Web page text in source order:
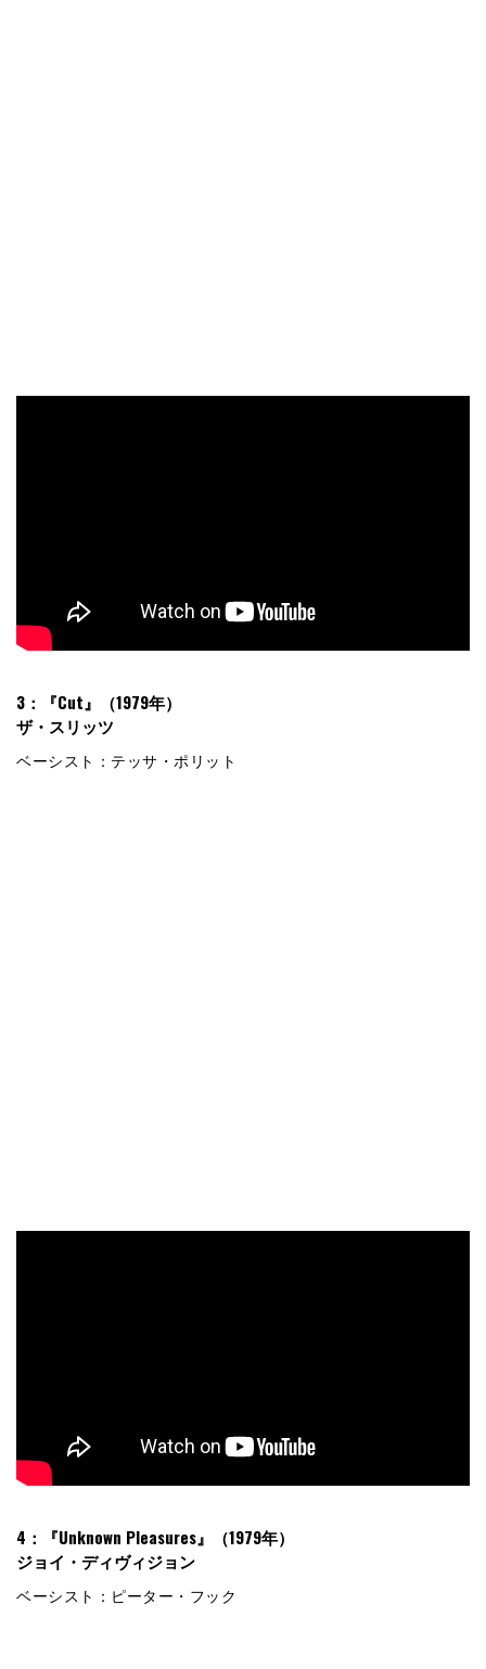
3：『Cut』（1979年）
ザ・スリッツ
ベーシスト：テッサ・ポリット
4：『Unknown Pleasures』（1979年）
ジョイ・ディヴィジョン
ベーシスト：ピーター・フック